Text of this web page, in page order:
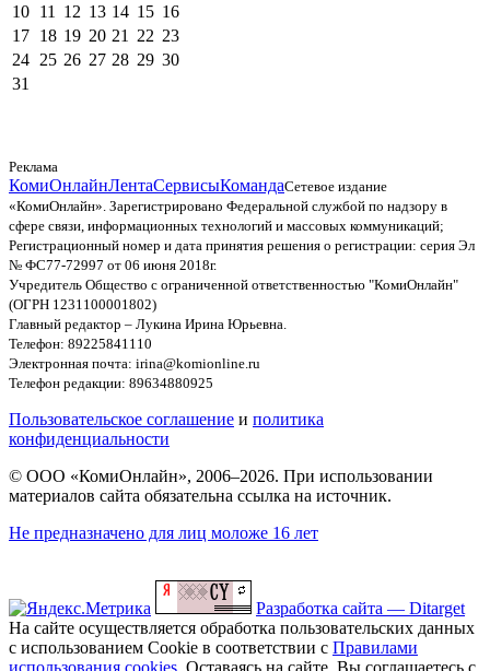
10 11 12 13 14 15 16
17 18 19 20 21 22 23
24 25 26 27 28 29 30
31
Реклама
КомиОнлайнЛентаСервисыКомандаСетевое издание
«КомиОнлайн». Зарегистрировано Федеральной службой по надзору в
сфере связи, информационных технологий и массовых коммуникаций;
Регистрационный номер и дата принятия решения о регистрации: серия Эл
№ ФС77-72997 от 06 июня 2018г.
Учредитель Общество с ограниченной ответственностью "КомиОнлайн"
(ОГРН 1231100001802)
Главный редактор – Лукина Ирина Юрьевна.
Телефон: 89225841110
Электронная почта: irina@komionline.ru
Телефон редакции: 89634880925
Пользовательское соглашение и политика
конфиденциальности
© ООО «КомиОнлайн», 2006–2026. При использовании
материалов сайта обязательна ссылка на источник.
Не предназначено для лиц моложе 16 лет
Разработка сайта — Ditarget
На сайте осуществляется обработка пользовательских данных
с использованием Cookie в соответствии с Правилами
использования cookies . Оставаясь на сайте, Вы соглашаетесь с